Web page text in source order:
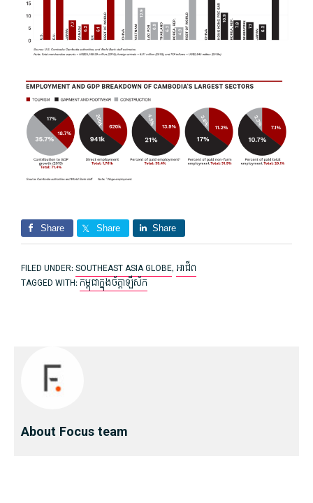
Share Share Share
FILED UNDER:SOUTHEAST ASIA GLOBE, អាជីព
TAGGED WITH:កម្ពុជាក្នុងច័ត្តា​ឡី​ស័ក
About Focus team